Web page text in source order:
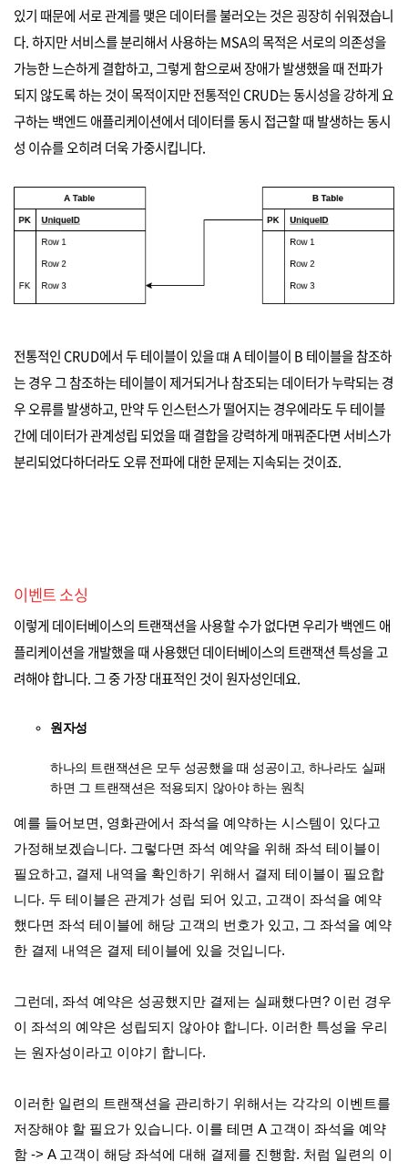
있기 때문에 서로 관계를 맺은 데이터를 불러오는 것은 굉장히 쉬워졌습니
다. 하지만 서비스를 분리해서 사용하는 MSA의 목적은 서로의 의존성을
가능한 느슨하게 결합하고, 그렇게 함으로써 장애가 발생했을 때 전파가
되지 않도록 하는 것이 목적이지만 전통적인 CRUD는 동시성을 강하게 요
구하는 백엔드 애플리케이션에서 데이터를 동시 접근할 때 발생하는 동시
성 이슈를 오히려 더욱 가중시킵니다.
전통적인 CRUD에서 두 테이블이 있을 떄 A 테이블이 B 테이블을 참조하
는 경우 그 참조하는 테이블이 제거되거나 참조되는 데이터가 누락되는 경
우 오류를 발생하고, 만약 두 인스턴스가 떨어지는 경우에라도 두 테이블
간에 데이터가 관계성립 되었을 때 결합을 강력하게 매꿔준다면 서비스가
분리되었다하더라도 오류 전파에 대한 문제는 지속되는 것이죠.
이벤트 소싱
이렇게 데이터베이스의 트랜잭션을 사용할 수가 없다면 우리가 백엔드 애
플리케이션을 개발했을 때 사용했던 데이터베이스의 트랜잭션 특성을 고
려해야 합니다. 그 중 가장 대표적인 것이 원자성인데요.
원자성
하나의 트랜잭션은 모두 성공했을 때 성공이고, 하나라도 실패
하면 그 트랜잭션은 적용되지 않아야 하는 원칙
예를 들어보면, 영화관에서 좌석을 예약하는 시스템이 있다고
가정해보겠습니다. 그렇다면 좌석 예약을 위해 좌석 테이블이
필요하고, 결제 내역을 확인하기 위해서 결제 테이블이 필요합
니다. 두 테이블은 관계가 성립 되어 있고, 고객이 좌석을 예약
했다면 좌석 테이블에 해당 고객의 번호가 있고, 그 좌석을 예약
한 결제 내역은 결제 테이블에 있을 것입니다.
그런데, 좌석 예약은 성공했지만 결제는 실패했다면? 이런 경우
이 좌석의 예약은 성립되지 않아야 합니다. 이러한 특성을 우리
는 원자성이라고 이야기 합니다.
이러한 일련의 트랜잭션을 관리하기 위해서는 각각의 이벤트를
저장해야 할 필요가 있습니다. 이를 테면 A 고객이 좌석을 예약
함 -> A 고객이 해당 좌석에 대해 결제를 진행함. 처럼 일련의 이